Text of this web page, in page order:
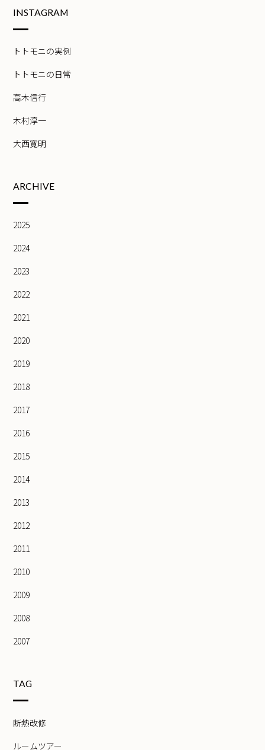
INSTAGRAM
トトモニの実例
トトモニの日常
高木信行
木村淳一
大西寛明
ARCHIVE
2025
2024
2023
2022
2021
2020
2019
2018
2017
2016
2015
2014
2013
2012
2011
2010
2009
2008
2007
TAG
断熱改修
ルームツアー